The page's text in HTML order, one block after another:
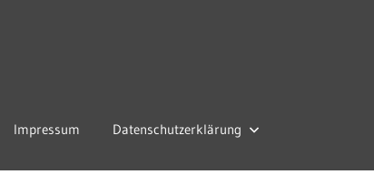
Impressum Datenschutzerklärung